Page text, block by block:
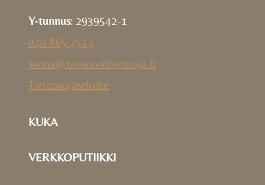
Y-tunnus: 2939542-1
040 865 7517
sanna@tavaravalmentaja.fi
Tietosuojaseloste
KUKA
VERKKOPUTIIKKI